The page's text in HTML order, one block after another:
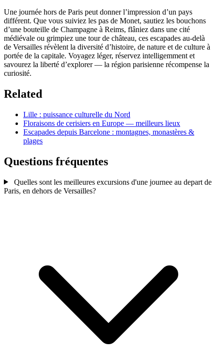
Une journée hors de Paris peut donner l’impression d’un pays
différent. Que vous suiviez les pas de Monet, sautiez les bouchons
d’une bouteille de Champagne à Reims, flâniez dans une cité
médiévale ou grimpiez une tour de château, ces escapades au‑delà
de Versailles révèlent la diversité d’histoire, de nature et de culture à
portée de la capitale. Voyagez léger, réservez intelligemment et
savourez la liberté d’explorer — la région parisienne récompense la
curiosité.
Related
Lille : puissance culturelle du Nord
Floraisons de cerisiers en Europe — meilleurs lieux
Escapades depuis Barcelone : montagnes, monastères &
plages
Questions fréquentes
Quelles sont les meilleures excursions d'une journee au depart de
Paris, en dehors de Versailles?